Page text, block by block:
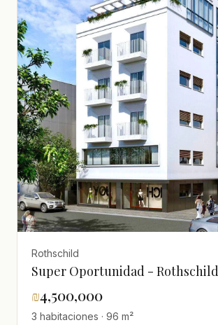
Rothschild
Super Oportunidad - Rothschild
₪4,500,000
3 habitaciones · 96 m²